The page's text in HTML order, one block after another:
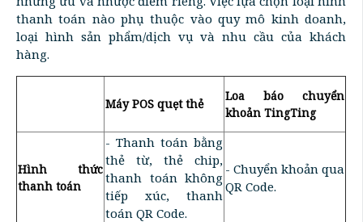
thanh toán nào phụ thuộc vào quy mô kinh doanh,
loại hình sản phẩm/dịch vụ và nhu cầu của khách
hàng.
Máy POS quẹt thẻ
Loa báo chuyển
khoản TingTing
Hình thức
thanh toán
- Thanh toán bằng
thẻ từ, thẻ chip,
thanh toán không
tiếp xúc, thanh
toán QR Code.
- Chuyển khoản qua
QR Code.